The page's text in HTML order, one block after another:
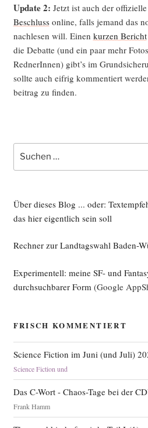
Update 2: Jetzt ist auch der offi­zi­el­le
Beschlussonline, falls jemand das
nach­le­sen will. Einen kur­zen Bericht
die Debat­te (und ein paar mehr
Red­ne­rIn­nen) gibt’s im
soll­te auch eif­rig kom­men­tiert
bei­trag zu finden.
Suche
nach:
Über dieses Blog ... oder:
das hier eigentlich sein soll
Rechner zur Landtagswahl Baden-
Experimentell: meine SF- und
durchsuchbarer Form (Google
FRISCH KOMMENTIERT
Science Fiction im Juni (und Juli)
Science Fiction und
Das C-Wort - Chaos-Tage bei der
Frank Hamm